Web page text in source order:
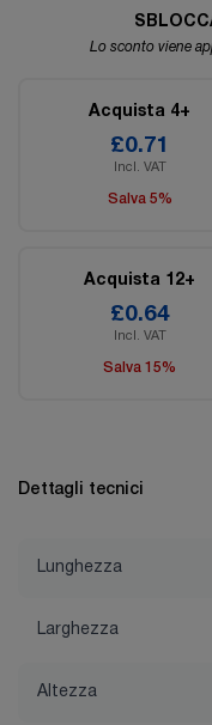
Lo sconto viene
Acquista 4+
£0.71
Incl. VAT
Salva 5%
Acquista 12+
£0.64
Incl. VAT
Salva 15%
Dettagli tecnici
Lunghezza
Larghezza
Altezza